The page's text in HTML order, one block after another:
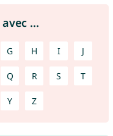
...
G H I J
Q R S T
Y Z